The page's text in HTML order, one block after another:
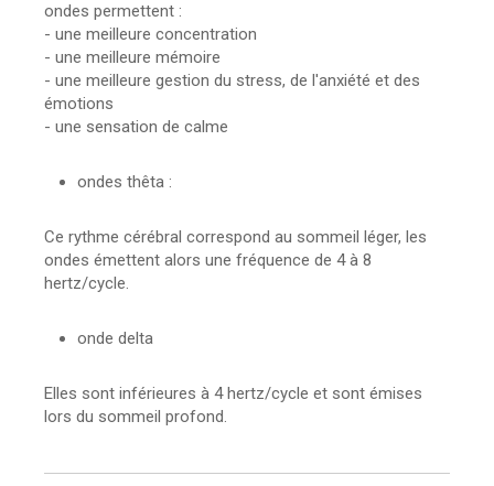
ondes permettent :
- une meilleure concentration
- une meilleure mémoire
- une meilleure gestion du stress, de l'anxiété et des
émotions
- une sensation de calme
ondes thêta :
Ce rythme cérébral correspond au sommeil léger, les
ondes émettent alors une fréquence de 4 à 8
hertz/cycle.
onde delta
Elles sont inférieures à 4 hertz/cycle et sont émises
lors du sommeil profond.